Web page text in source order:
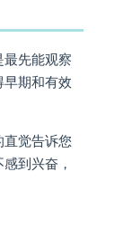
先能观察
期和有效
觉告诉您
到兴奋，